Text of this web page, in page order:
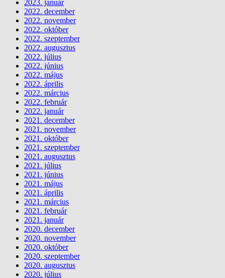
2023. január
2022. december
2022. november
2022. október
2022. szeptember
2022. augusztus
2022. július
2022. június
2022. május
2022. április
2022. március
2022. február
2022. január
2021. december
2021. november
2021. október
2021. szeptember
2021. augusztus
2021. július
2021. június
2021. május
2021. április
2021. március
2021. február
2021. január
2020. december
2020. november
2020. október
2020. szeptember
2020. augusztus
2020. július